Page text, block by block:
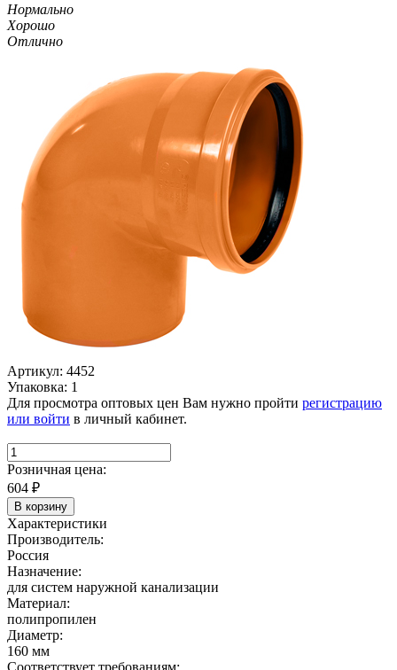
Нормально
Хорошо
Отлично
Артикул: 4452
Упаковка: 1
Для просмотра оптовых цен Вам нужно пройти регистрацию
или войти в личный кабинет.
Розничная цена:
604 ₽
В корзину
Характеристики
Производитель:
Россия
Назначение:
для систем наружной канализации
Материал:
полипропилен
Диаметр:
160 мм
Соответствует требованиям: